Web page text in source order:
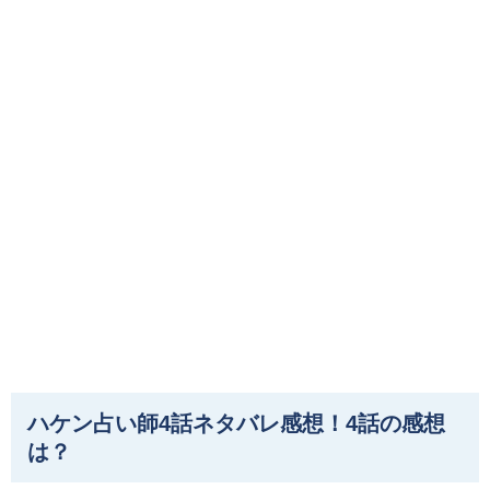
ハケン占い師4話ネタバレ感想！4話の感想
は？